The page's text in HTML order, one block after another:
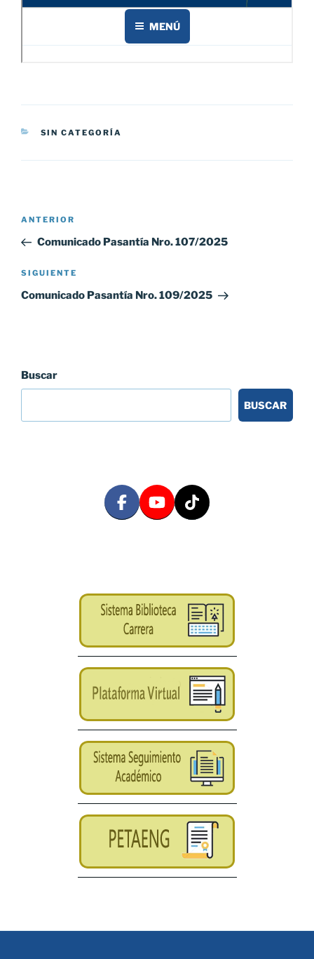
CATEGORÍAS
SIN CATEGORÍA
Navegación
entradas
Entrada
anterior:
ANTERIOR
Comunicado Pasantía Nro. 107/2025
Siguiente
entrada
SIGUIENTE
Comunicado Pasantía Nro. 109/2025
Buscar
BUSCAR